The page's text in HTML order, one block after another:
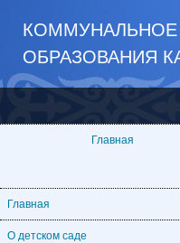
КОММУНАЛЬНОЕ
ОБРАЗОВАНИЯ
Главная
Главная
О детском саде